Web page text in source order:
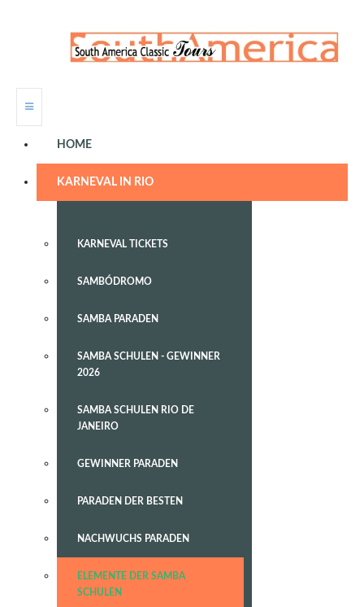
HOME
KARNEVAL IN RIO
KARNEVAL TICKETS
SAMBÓDROMO
SAMBA PARADEN
SAMBA SCHULEN - GEWINNER
2026
SAMBA SCHULEN RIO DE
JANEIRO
GEWINNER PARADEN
PARADEN DER BESTEN
NACHWUCHS PARADEN
ELEMENTE DER SAMBA
SCHULEN